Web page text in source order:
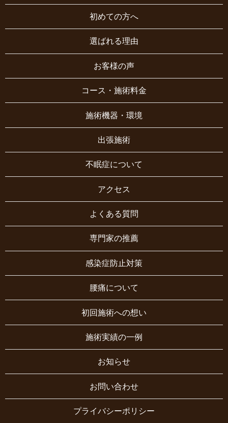
初めての方へ
選ばれる理由
お客様の声
コース・施術料金
施術機器・環境
出張施術
不眠症について
アクセス
よくある質問
専門家の推薦
感染症防止対策
腰痛について
初回施術への想い
施術実績の一例
お知らせ
お問い合わせ
プライバシーポリシー